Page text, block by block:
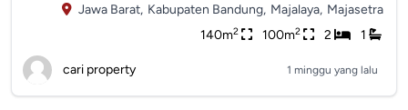
Jawa Barat, Kabupaten Bandung, Majalaya, Majasetra
140m2 100m2 2 1
cari property 1 minggu yang lalu